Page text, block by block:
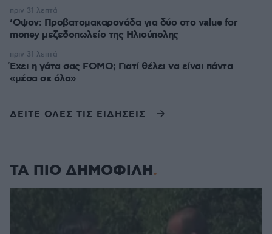
‘Οψον: Προβατομακαρονάδα για δύο στο value for
money μεζεδοπωλείο της Ηλιούπολης
πριν 31 λεπτά
Έχει η γάτα σας FOMO; Γιατί θέλει να είναι πάντα
«μέσα σε όλα»
πριν 31 λεπτά
ΔΕΙΤΕ ΟΛΕΣ ΤΙΣ ΕΙΔΗΣΕΙΣ
ΤΑ ΠΙΟ ΔΗΜΟΦΙΛΗ